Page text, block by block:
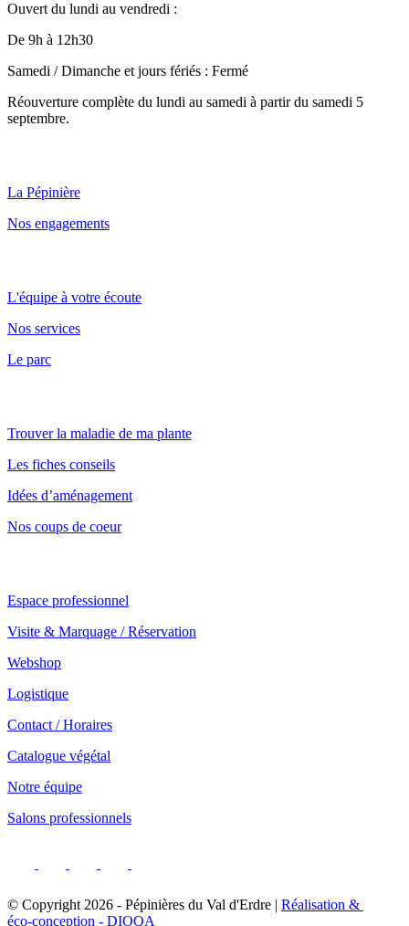
Ouvert du lundi au vendredi :
De 9h à 12h30
Samedi / Dimanche et jours fériés : Fermé
Réouverture complète du lundi au samedi à partir du samedi 5
septembre.
La Pépinière
Nos engagements
L'équipe à votre écoute
Nos services
Le parc
Trouver la maladie de ma plante
Les fiches conseils
Idées d’aménagement
Nos coups de coeur
Espace professionnel
Visite & Marquage / Réservation
Webshop
Logistique
Contact / Horaires
Catalogue végétal
Notre équipe
Salons professionnels
© Copyright 2026 - Pépinières du Val d'Erdre | Réalisation &
éco-conception - DIOQA